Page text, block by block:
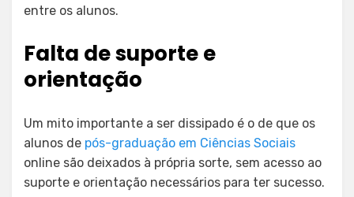
entre os alunos.
Falta de suporte e
orientação
Um mito importante a ser dissipado é o de que os
alunos de pós-graduação em Ciências Sociais
online são deixados à própria sorte, sem acesso ao
suporte e orientação necessários para ter sucesso.